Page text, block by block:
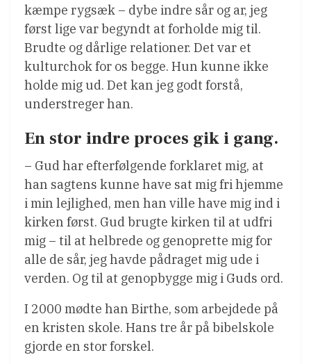
kæmpe rygsæk – dybe indre sår og ar, jeg
først lige var begyndt at forholde mig til.
Brudte og dårlige relationer. Det var et
kulturchok for os begge. Hun kunne ikke
holde mig ud. Det kan jeg godt forstå,
understreger han.
En stor indre proces gik i gang.
– Gud har efterfølgende forklaret mig, at
han sagtens kunne have sat mig fri hjemme
i min lejlighed, men han ville have mig ind i
kirken først. Gud brugte kirken til at udfri
mig – til at helbrede og genoprette mig for
alle de sår, jeg havde pådraget mig ude i
verden. Og til at genopbygge mig i Guds ord.
I 2000 mødte han Birthe, som arbejdede på
en kristen skole. Hans tre år på bibelskole
gjorde en stor forskel.